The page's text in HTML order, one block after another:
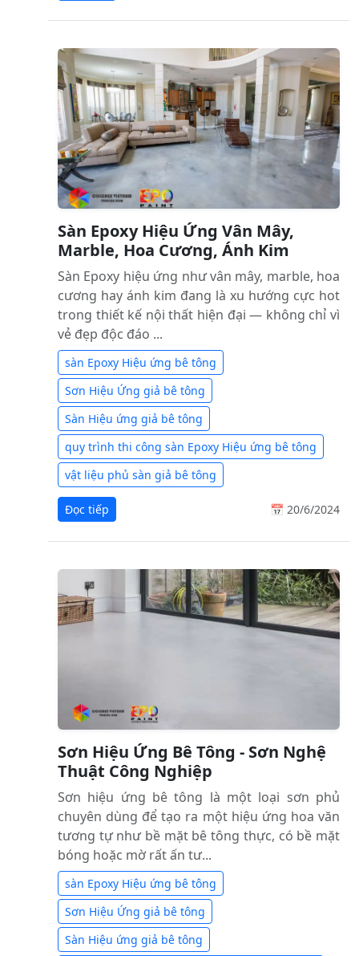
Sàn Epoxy Hiệu Ứng Vân Mây,
Marble, Hoa Cương, Ánh Kim
Sàn Epoxy hiệu ứng như vân mây, marble, hoa
cương hay ánh kim đang là xu hướng cực hot
trong thiết kế nội thất hiện đại — không chỉ vì
vẻ đẹp độc đáo ...
sàn Epoxy Hiệu ứng bê tông
Sơn Hiệu Ứng giả bê tông
Sàn Hiệu ứng giả bê tông
quy trình thi công sàn Epoxy Hiệu ứng bê tông
vật liệu phủ sàn giả bê tông
Đọc tiếp 📅 20/6/2024
Sơn Hiệu Ứng Bê Tông - Sơn Nghệ
Thuật Công Nghiệp
Sơn hiệu ứng bê tông là một loại sơn phủ
chuyên dùng để tạo ra một hiệu ứng hoa văn
tương tự như bề mặt bê tông thực, có bề mặt
bóng hoặc mờ rất ấn tư...
sàn Epoxy Hiệu ứng bê tông
Sơn Hiệu Ứng giả bê tông
Sàn Hiệu ứng giả bê tông